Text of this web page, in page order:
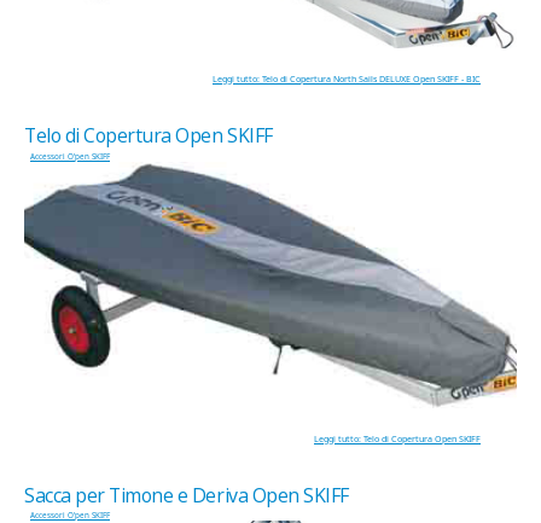
Leggi tutto: Telo di Copertura North Sails DELUXE Open SKIFF - BIC
Telo di Copertura Open SKIFF
Accessori O'pen SKIFF
Leggi tutto: Telo di Copertura Open SKIFF
Sacca per Timone e Deriva Open SKIFF
Accessori O'pen SKIFF